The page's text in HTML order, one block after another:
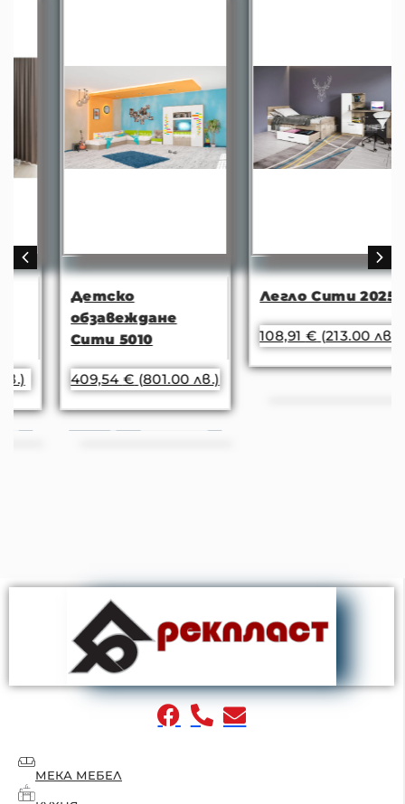
Детско
обзавеждане
Сити 5010
409,54€ (801.00 лв.)
Легло Сити 2025
108,91€ (213.00 лв.)
МЕКА МЕБЕЛ